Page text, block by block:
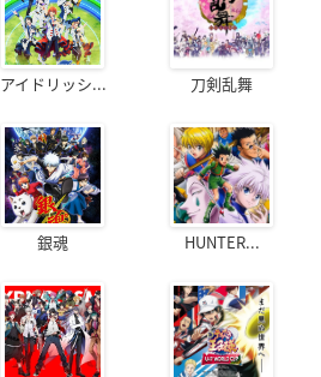
アイドリッシ... 刀剣乱舞
銀魂 HUNTER...